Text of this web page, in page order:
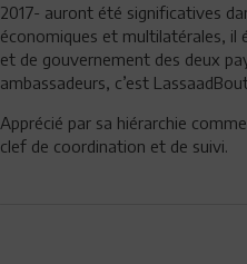
2017- auront été significatives
économiques et multilatérales, il
et de gouvernement des deux
ambassadeurs, c’est
Apprécié par sa hiérarchie
clef de coordination et de suivi.